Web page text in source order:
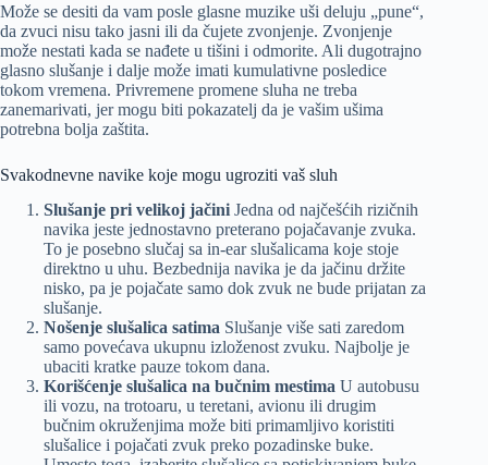
Može se desiti da vam posle glasne muzike uši deluju „pune“,
da zvuci nisu tako jasni ili da čujete zvonjenje. Zvonjenje
može nestati kada se nađete u tišini i odmorite. Ali dugotrajno
glasno slušanje i dalje može imati kumulativne posledice
tokom vremena. Privremene promene sluha ne treba
zanemarivati, jer mogu biti pokazatelj da je vašim ušima
potrebna bolja zaštita.
Svakodnevne navike koje mogu ugroziti vaš sluh
Slušanje pri velikoj jačini Jedna od najčešćih rizičnih
navika jeste jednostavno preterano pojačavanje zvuka.
To je posebno slučaj sa in-ear slušalicama koje stoje
direktno u uhu. Bezbednija navika je da jačinu držite
nisko, pa je pojačate samo dok zvuk ne bude prijatan za
slušanje.
Nošenje slušalica satima Slušanje više sati zaredom
samo povećava ukupnu izloženost zvuku. Najbolje je
ubaciti kratke pauze tokom dana.
Korišćenje slušalica na bučnim mestima U autobusu
ili vozu, na trotoaru, u teretani, avionu ili drugim
bučnim okruženjima može biti primamljivo koristiti
slušalice i pojačati zvuk preko pozadinske buke.